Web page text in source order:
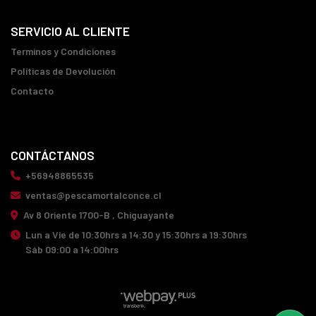
SERVICIO AL CLIENTE
Terminos y Condiciones
Políticas de Devolución
Contacto
CONTÁCTANOS
+56948865535
ventas@pescamortalconce.cl
Av 8 Oriente 1700-B , Chiguayante
Lun a Vie de 10:30hrs a 14:30 y 15:30hrs a 19:30hrs
Sáb 09:00 a 14:00hrs